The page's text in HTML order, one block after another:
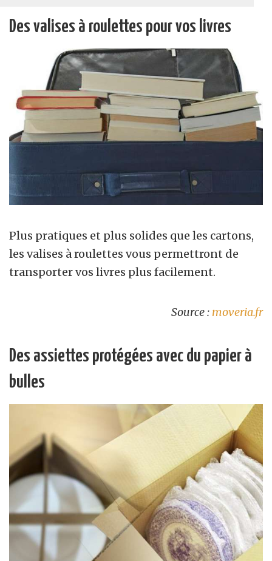
Des valises à roulettes pour vos livres
Plus pratiques et plus solides que les cartons,
les valises à roulettes vous permettront de
transporter vos livres plus facilement.
Source : moveria.fr
Des assiettes protégées avec du papier à
bulles